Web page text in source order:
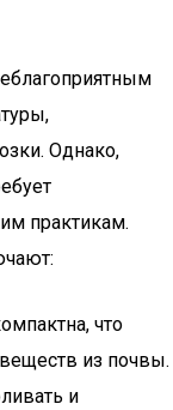
Однако,
практикам.
что
из почвы.
и